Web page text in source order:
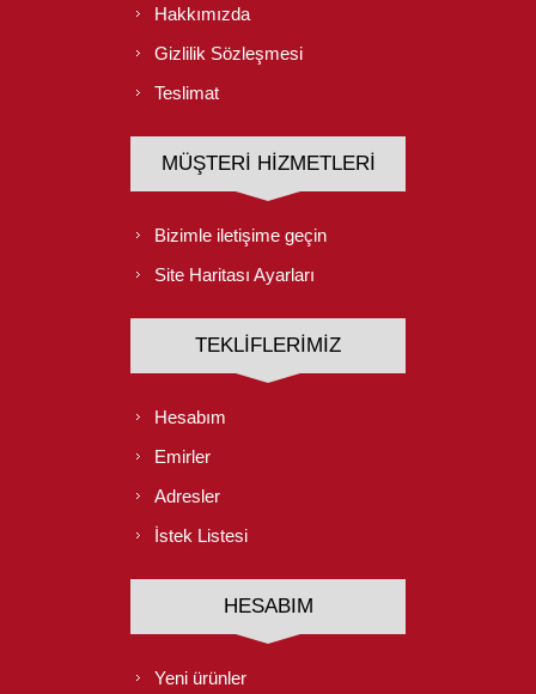
Hakkımızda
Gizlilik Sözleşmesi
Teslimat
MÜŞTERI HIZMETLERI
Bizimle iletişime geçin
Site Haritası Ayarları
TEKLIFLERIMIZ
Hesabım
Emirler
Adresler
İstek Listesi
HESABIM
Yeni ürünler